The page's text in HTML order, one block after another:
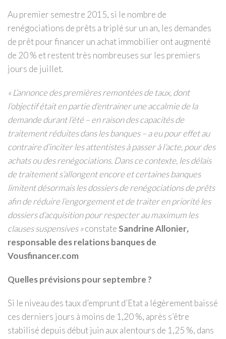
Au premier semestre 2015, si le nombre de
renégociations de prêts a triplé sur un an, les demandes
de prêt pour financer un achat immobilier ont augmenté
de 20 % et restent très nombreuses sur les premiers
jours de juillet.
« L’annonce des premières remontées de taux, dont
l’objectif était en partie d’entrainer une accalmie de la
demande durant l’été – en raison des capacités de
traitement réduites dans les banques – a eu pour effet au
contraire d’inciter les attentistes à passer à l’acte, pour des
achats ou des renégociations. Dans ce contexte, les délais
de traitement s’allongent encore et certaines banques
limitent désormais les dossiers de renégociations de prêts
afin de réduire l’engorgement et de traiter en priorité les
dossiers d’acquisition pour respecter au maximum les
clauses suspensives »constateSandrine Allonier,
responsable des relations banques de
Vousfinancer.com
Quelles prévisions pour septembre ?
Si le niveau des taux d’emprunt d’Etat a légèrement baissé
ces derniers jours à moins de 1,20 %, après s’être
stabilisé depuis début juin aux alentours de 1,25 %, dans